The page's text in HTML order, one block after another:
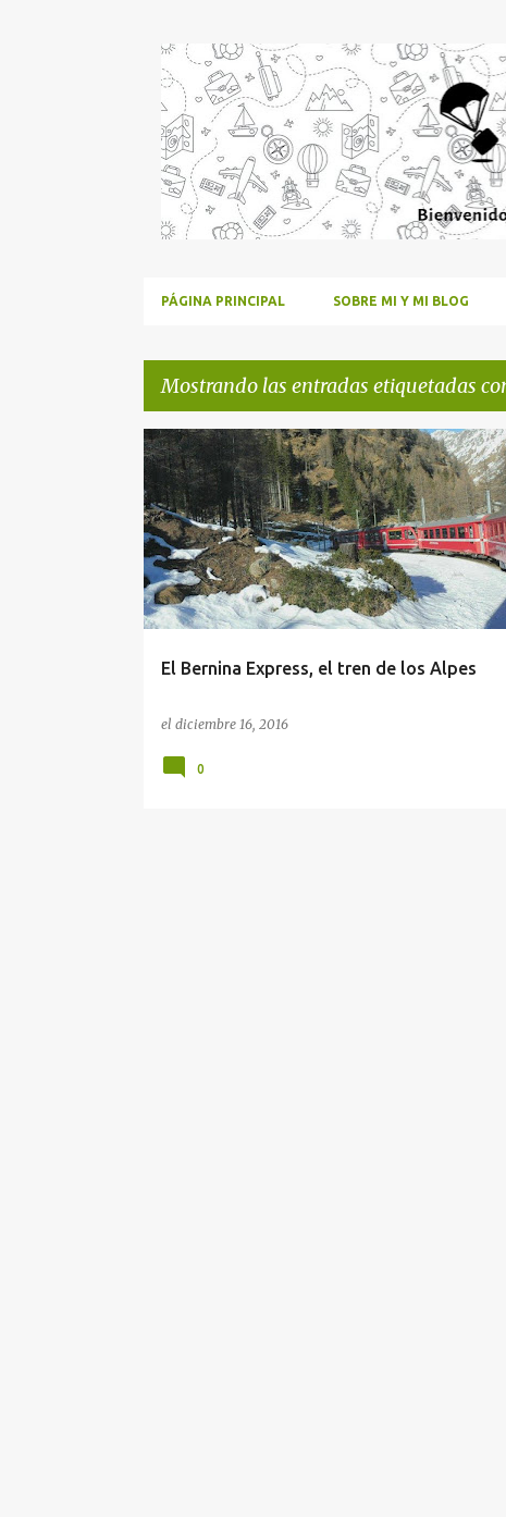
PÁGINA PRINCIPAL SOBRE MI Y MI BLOG
Mostrando las entradas etiquetadas
E
n
t
r
a
d
El Bernina Express, el tren de los Alpes
el diciembre 16, 2016
ALPES ALPES ITALIANOS ALPES SUIZOS
0